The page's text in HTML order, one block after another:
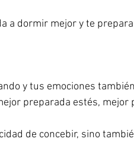
a dormir mejor y te
y tus emociones
preparada estés, mejor
de concebir, sino